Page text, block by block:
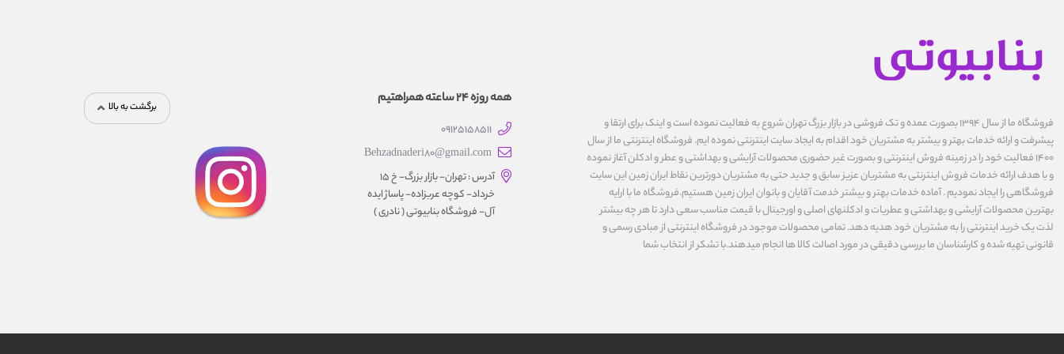
فروشگاه ما از سال ۱۳۹۴ بصورت عمده و تک فروشی در بازار بزرگ تهران شروع به فعالیت نموده است و اینک برای ارتقا و
پیشرفت و ارائه خدمات بهتر و بیشتر به مشتریان خود اقدام به ایجاد سایت اینترنتی نموده ایم. فروشگاه اینترنتی ما از سال
1400 فعالیت خود را در زمینه فروش اینترنتی و بصورت غیر حضوری محصولات آرایشی و بهداشتی و عطر و ادکلن آغاز نموده
و با هدف ارائه خدمات فروش اینترنتی به مشتریان عزیز سابق و جدید حتی به مشتریان دورترین نقاط ایران زمین این سایت
فروشگاهی را ایجاد نمودیم . آماده خدمات بهتر و بیشتر خدمت آقایان و بانوان ایران زمین هستیم.فروشگاه ما با ارایه
بهترین محصولات آرایشی و بهداشتی و عطریات و ادکلنهای اصلی و اورجینال با قیمت مناسب سعی دارد تا هر چه بیشتر
لذت یک خرید اینترنتی را به مشتریان خود هدیه دهد. تمامی محصولات موجود در فروشگاه اینترنتی از مبادی رسمی و
قانونی تهیه شده و کارشناسان ما بررسی دقیقی در مورد اصالت کالا ها انجام میدهند.با تشکر از انتخاب شما
همه روزه 24 ساعته همراهتیم
09125158511
Behzadnaderi80@gmail.com
آدرس : تهران- بازار بزرگ- خ ۱۵
خرداد- کوچه عربزاده- پاساژ ایده
آل- فروشگاه بنابیوتی ( نادری )
برگشت به بالا